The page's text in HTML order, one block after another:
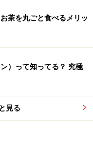
茶を丸ごと食べるメリッ
）って知ってる？ 究極
見る